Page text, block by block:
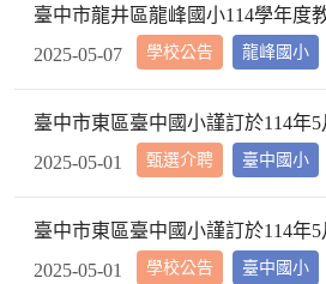
學校公告
臺中市龍井區龍峰國小114學年度
龍峰國小
2025-05-07
甄選介聘 臺中國小
2025-05-01
學校公告 臺中國小
2025-05-01